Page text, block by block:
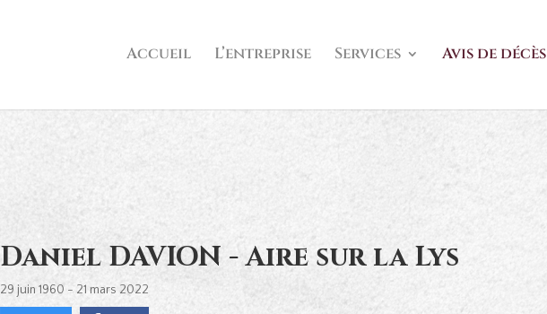
Accueil L’entreprise Services Avis de décès
Daniel DAVION - Aire sur la Lys
29 juin 1960 - 21 mars 2022